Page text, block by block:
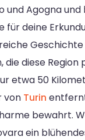
und Agogna
für deine
die diese Region
etwa 50
von Turin
bewahrt.
ein